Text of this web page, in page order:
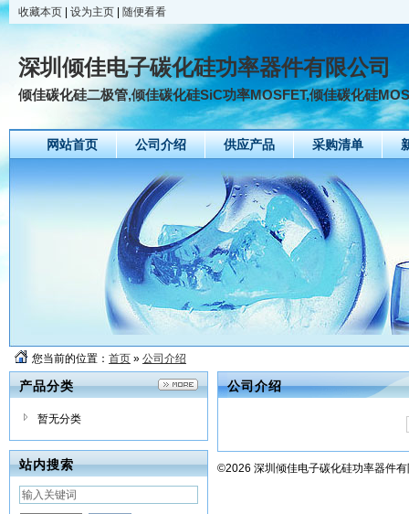
收藏本页 设为主页 随便看看
深圳倾佳电子碳化硅功率器件有限公司
倾佳碳化硅二极管,倾佳碳化硅SiC功率MOSFET,倾佳碳化硅
网站首页 公司介绍 供应产品 采购清单
您当前的位置： 首页 » 公司介绍
产品分类
暂无分类
站内搜索
公司介绍
©2026 深圳倾佳电子碳化硅功率器件